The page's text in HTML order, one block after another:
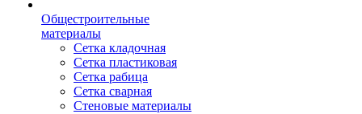
Общестроительные
материалы
Сетка кладочная
Сетка пластиковая
Сетка рабица
Сетка сварная
Стеновые материалы